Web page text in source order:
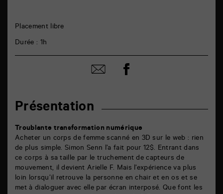
Présentation
Troublante transformation numérique
Acheter un corps de femme scanné en 3D sur le web : rien
de plus simple. Simon Senn l’a fait pour 12$. Entrant dans
ce corps à sa taille par le truchement de capteurs de
mouvement, il devient Arielle F. Mais l’expérience va plus
loin lorsqu’il retrouve la personne en chair et en os et se
met à dialoguer avec elle par écran interposé. Que font les
Placement libre
Durée : 1h
Partager
par
Partager
sur